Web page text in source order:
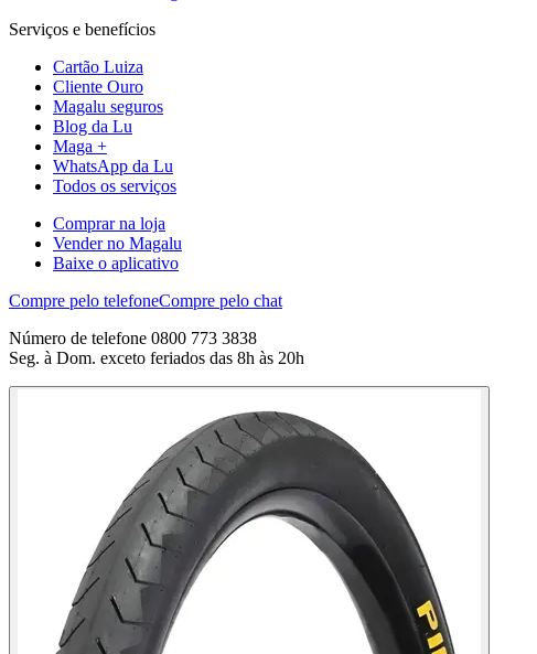
Serviços e benefícios
Cartão Luiza
Cliente Ouro
Magalu seguros
Blog da Lu
Maga +
WhatsApp da Lu
Todos os serviços
Comprar na loja
Vender no Magalu
Baixe o aplicativo
Compre pelo telefoneCompre pelo chat
Número de telefone 0800 773 3838
Seg. à Dom. exceto feriados das 8h às 20h